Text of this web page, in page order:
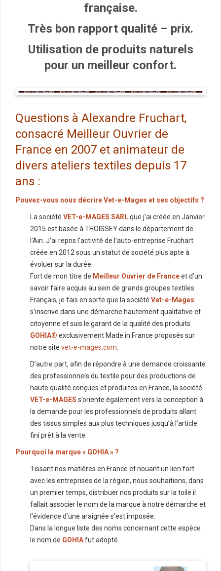
française.
Très bon rapport qualité – prix.
Utilisation de produits naturels
pour un meilleur confort.
Questions à Alexandre Fruchart,
consacré Meilleur Ouvrier de
France en 2007 et animateur de
divers ateliers textiles depuis 17
ans :
Pouvez-vous nous décrire Vet-e-Mages et ses objectifs ?
La société VET-e-MAGES SARLque j’ai créée en Janvier
2015 est basée à THOISSEY dans le département de
l’Ain. J’ai repris l’activité de l’auto-entreprise Fruchart
créée en 2012 sous un statut de société plus apte à
évoluer sur la durée.
Fort de mon titre de Meilleur Ouvrier de Franceet d’un
savoir faire acquis au sein de grands groupes textiles
Français, je fais en sorte que la société Vet-e-Mages
s’inscrive dans une démarche hautement qualitative et
citoyenne et suis le garant de la qualité des produits
GOHIA® exclusivement Made in France proposés sur
notre site vet-e-mages.com
D’autre part, afin de répondre à une demande croissante
des professionnels du textile pour des productions de
haute qualité conçues et produites en France, la société
VET-e-MAGES s’oriente également vers la conception à
la demande pour les professionnels de produits allant
des tissus simples aux plus techniques jusqu’à l’article
fini prêt à la vente.
Pourquoi la marque « GOHIA » ?
Tissant nos matières en France et nouant un lien fort
avec les entreprises de la région, nous souhaitions, dans
un premier temps, distribuer nos produits sur la toile il
fallait associer le nom de la marque à notre démarche et
l’évidence d’une araignée s’est imposée.
Dans la longue liste des noms concernant cette espèce
le nom de GOHIAfut adopté.